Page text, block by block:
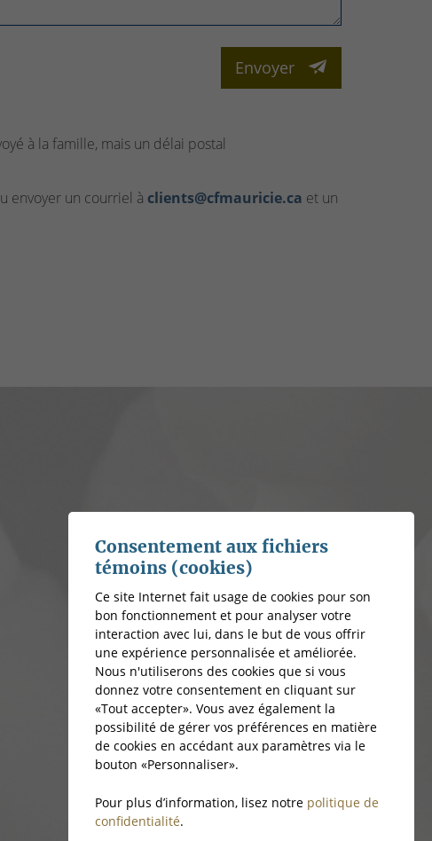
Envoyer
à la famille, mais un délai postal
envoyer un courriel à clients@cfmauricie.ca et un
Consentement aux fichiers
témoins (cookies)
Ce site Internet fait usage de cookies pour son
bon fonctionnement et pour analyser votre
interaction avec lui, dans le but de vous offrir
une expérience personnalisée et améliorée.
Nous n'utiliserons des cookies que si vous
donnez votre consentement en cliquant sur
«Tout accepter». Vous avez également la
possibilité de gérer vos préférences en matière
de cookies en accédant aux paramètres via le
bouton «Personnaliser».
Pour plus d’information, lisez notre politique de
confidentialité.